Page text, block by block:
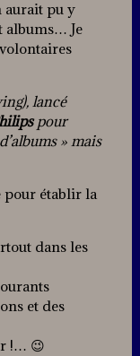
aurait pu y
albums… Je
lancé
pour
» mais
pour établir la
dans les
et des
!… 😉